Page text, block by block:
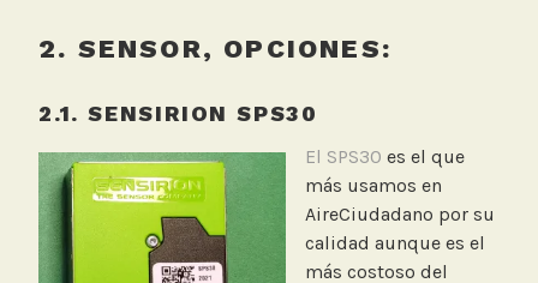
2. SENSOR, OPCIONES:
2.1. SENSIRION SPS30
El SPS30 es el que
más usamos en
AireCiudadano por su
calidad aunque es el
más costoso del